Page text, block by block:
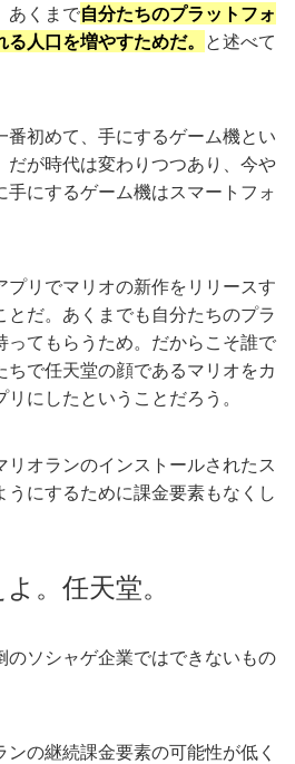
あくまで自分たちのプラットフォ
人口を増やすためだ。 と述べて
番初めて、手にするゲーム機とい
だが時代は変わりつつあり、今や
にするゲーム機はスマートフォ
プリでマリオの新作をリリースす
とだ。あくまでも自分たちのプラ
ってもらうため。だからこそ誰で
ちで任天堂の顔であるマリオをカ
にしたということだろう。
リオランのインストールされたス
うにするために課金要素もなくし
。任天堂。
のソシャゲ企業ではできないもの
の継続課金要素の可能性が低く